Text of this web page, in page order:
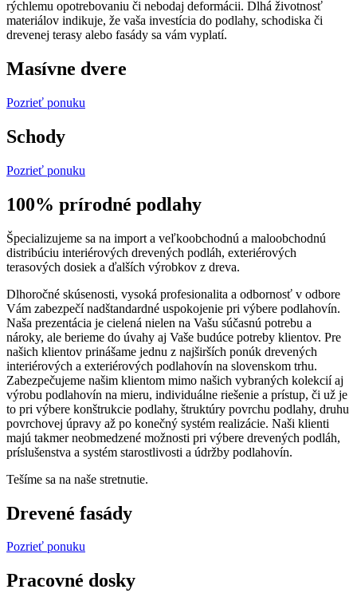
rýchlemu opotrebovaniu či nebodaj deformácii. Dlhá životnosť
materiálov indikuje, že vaša investícia do podlahy, schodiska či
drevenej terasy alebo fasády sa vám vyplatí.
Masívne dvere
Pozrieť ponuku
Schody
Pozrieť ponuku
100% prírodné podlahy
Špecializujeme sa na import a veľkoobchodnú a maloobchodnú
distribúciu interiérových drevených podláh, exteriérových
terasových dosiek a ďalších výrobkov z dreva.
Dlhoročné skúsenosti, vysoká profesionalita a odbornosť v odbore
Vám zabezpečí nadštandardné uspokojenie pri výbere podlahovín.
Naša prezentácia je cielená nielen na Vašu súčasnú potrebu a
nároky, ale berieme do úvahy aj Vaše budúce potreby klientov. Pre
našich klientov prinášame jednu z najširších ponúk drevených
interiérových a exteriérových podlahovín na slovenskom trhu.
Zabezpečujeme našim klientom mimo našich vybraných kolekcií aj
výrobu podlahovín na mieru, individuálne riešenie a prístup, či už je
to pri výbere konštrukcie podlahy, štruktúry povrchu podlahy, druhu
povrchovej úpravy až po konečný systém realizácie. Naši klienti
majú takmer neobmedzené možnosti pri výbere drevených podláh,
príslušenstva a systém starostlivosti a údržby podlahovín.
Tešíme sa na naše stretnutie.
Drevené fasády
Pozrieť ponuku
Pracovné dosky